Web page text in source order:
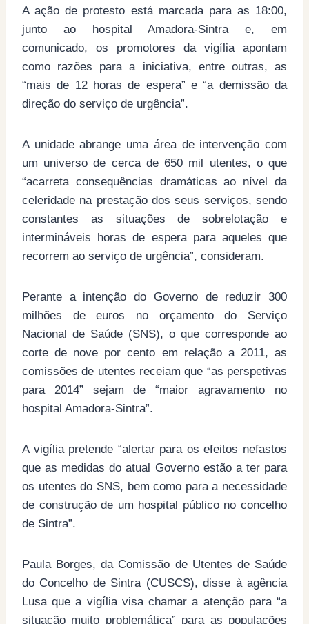
A ação de protesto está marcada para as 18:00,
junto ao hospital Amadora-Sintra e, em
comunicado, os promotores da vigília apontam
como razões para a iniciativa, entre outras, as
“mais de 12 horas de espera” e “a demissão da
direção do serviço de urgência”.
A unidade abrange uma área de intervenção com
um universo de cerca de 650 mil utentes, o que
“acarreta consequências dramáticas ao nível da
celeridade na prestação dos seus serviços, sendo
constantes as situações de sobrelotação e
intermináveis horas de espera para aqueles que
recorrem ao serviço de urgência”, consideram.
Perante a intenção do Governo de reduzir 300
milhões de euros no orçamento do Serviço
Nacional de Saúde (SNS), o que corresponde ao
corte de nove por cento em relação a 2011, as
comissões de utentes receiam que “as perspetivas
para 2014” sejam de “maior agravamento no
hospital Amadora-Sintra”.
A vigília pretende “alertar para os efeitos nefastos
que as medidas do atual Governo estão a ter para
os utentes do SNS, bem como para a necessidade
de construção de um hospital público no concelho
de Sintra”.
Paula Borges, da Comissão de Utentes de Saúde
do Concelho de Sintra (CUSCS), disse à agência
Lusa que a vigília visa chamar a atenção para “a
situação muito problemática” para as populações